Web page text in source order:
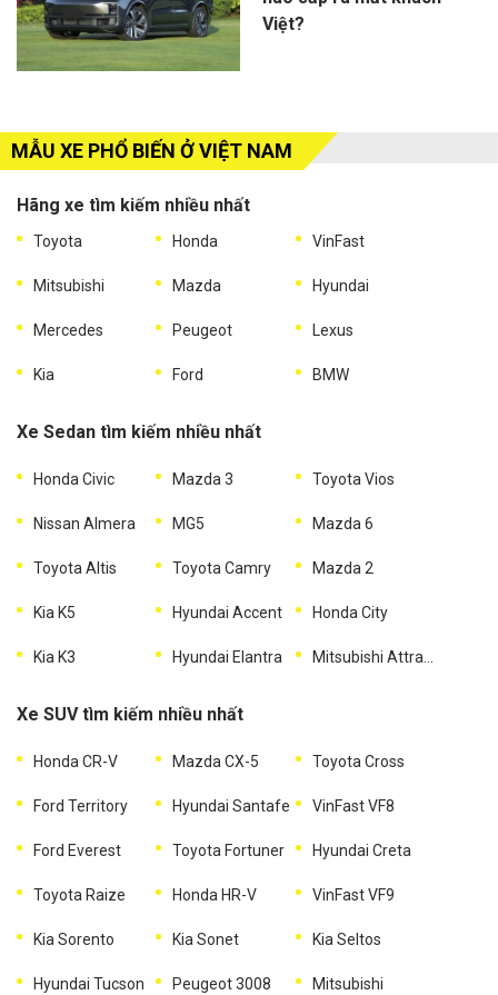
Việt?
MẪU XE PHỔ BIẾN Ở VIỆT NAM
Hãng xe tìm kiếm nhiều nhất
Toyota Honda VinFast
Mitsubishi Mazda Hyundai
Mercedes Peugeot Lexus
Kia Ford BMW
Xe Sedan tìm kiếm nhiều nhất
Honda Civic Mazda 3 Toyota Vios
Nissan Almera MG5 Mazda 6
Toyota Altis Toyota Camry Mazda 2
Kia K5 Hyundai Accent Honda City
Kia K3 Hyundai Elantra
Xe SUV tìm kiếm nhiều nhất
Honda CR-V Mazda CX-5 Toyota Cross
Ford Territory Hyundai Santafe VinFast VF8
Ford Everest Toyota Fortuner Hyundai Creta
Toyota Raize Honda HR-V VinFast VF9
Kia Sorento Kia Sonet Kia Seltos
Hyundai Tucson Peugeot 3008
Mitsubishi